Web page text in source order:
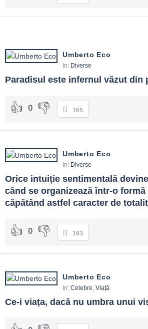
Umberto Eco
In: Diverse
Paradisul este infernul văzut din
0 165
Umberto Eco
In: Diverse
Orice intuiție sentimentală
când se organizează într-o
căpătând astfel caracter de
0 193
Umberto Eco
In: Celebre Viață
Ce-i viața, dacă nu umbra unui